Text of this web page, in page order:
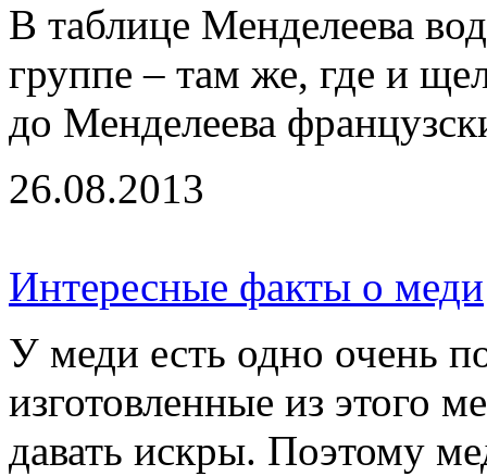
В таблице Менделеева
группе – там же, где и
до Менделеева
26.08.2013
Интересные факты о меди
У меди есть одно очень
изготовленные из этого
давать искры. Поэтому